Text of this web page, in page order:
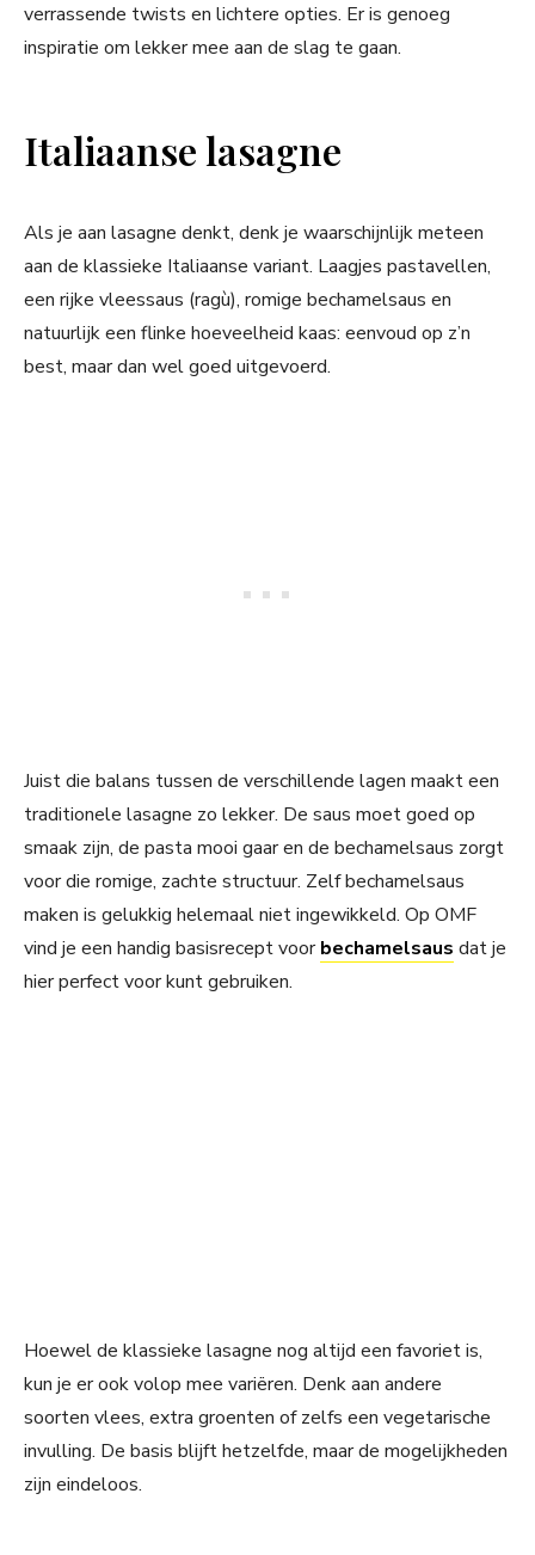
verrassende twists en lichtere opties. Er is genoeg
inspiratie om lekker mee aan de slag te gaan.
Italiaanse lasagne
Als je aan lasagne denkt, denk je waarschijnlijk meteen
aan de klassieke Italiaanse variant. Laagjes pastavellen,
een rijke vleessaus (ragù), romige bechamelsaus en
natuurlijk een flinke hoeveelheid kaas: eenvoud op z’n
best, maar dan wel goed uitgevoerd.
Juist die balans tussen de verschillende lagen maakt een
traditionele lasagne zo lekker. De saus moet goed op
smaak zijn, de pasta mooi gaar en de bechamelsaus zorgt
voor die romige, zachte structuur. Zelf bechamelsaus
maken is gelukkig helemaal niet ingewikkeld. Op OMF
vind je een handig basisrecept voorbechamelsaus dat je
hier perfect voor kunt gebruiken.
Hoewel de klassieke lasagne nog altijd een favoriet is,
kun je er ook volop mee variëren. Denk aan andere
soorten vlees, extra groenten of zelfs een vegetarische
invulling. De basis blijft hetzelfde, maar de mogelijkheden
zijn eindeloos.